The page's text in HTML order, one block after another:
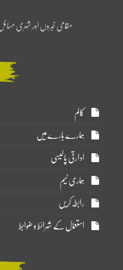
مقامی خبروں اور شہری
کالم
ہمارے بارے میں
ادارتی پالیسی
ہماری ٹیم
رابطہ کریں
استعمال کے شرائط و ضوابط